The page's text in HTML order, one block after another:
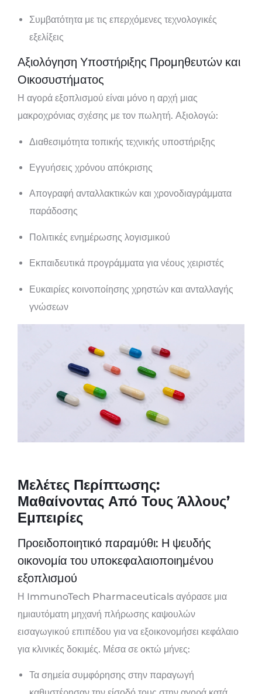
Συμβατότητα με τις επερχόμενες τεχνολογικές
εξελίξεις
Αξιολόγηση Υποστήριξης Προμηθευτών και
Οικοσυστήματος
Η αγορά εξοπλισμού είναι μόνο η αρχή μιας
μακροχρόνιας σχέσης με τον πωλητή. Αξιολογώ:
Διαθεσιμότητα τοπικής τεχνικής υποστήριξης
Εγγυήσεις χρόνου απόκρισης
Απογραφή ανταλλακτικών και χρονοδιαγράμματα
παράδοσης
Πολιτικές ενημέρωσης λογισμικού
Εκπαιδευτικά προγράμματα για νέους χειριστές
Ευκαιρίες κοινοποίησης χρηστών και ανταλλαγής
γνώσεων
Μελέτες Περίπτωσης:
Μαθαίνοντας Από Τους Άλλους’
Εμπειρίες
Προειδοποιητικό παραμύθι: Η ψευδής
οικονομία του υποκεφαλαιοποιημένου
εξοπλισμού
Η ImmunoTech Pharmaceuticals αγόρασε μια
ημιαυτόματη μηχανή πλήρωσης καψουλών
εισαγωγικού επιπέδου για να εξοικονομήσει κεφάλαιο
για κλινικές δοκιμές. Μέσα σε οκτώ μήνες:
Τα σημεία συμφόρησης στην παραγωγή